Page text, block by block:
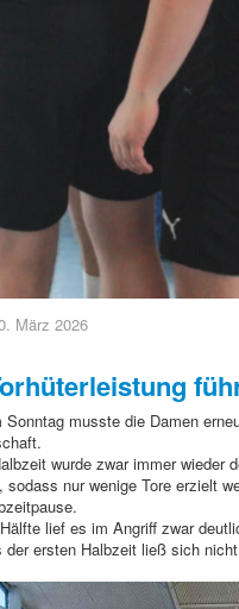
März 2026
Sonntag musste die Damen
wurde zwar immer wieder
sodass nur wenige Tore erzielt
lief es im Angriff zwar
der ersten Halbzeit ließ sich